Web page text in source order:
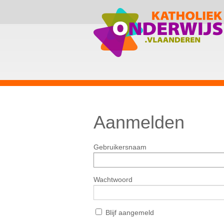
Aanmelden
Gebruikersnaam
Wachtwoord
Blijf aangemeld